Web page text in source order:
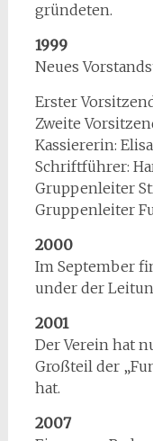
gründeten.
1999
Neues
Erster
Zweite
Kassiererin:
Schriftführer:
Gruppenleiter
Gruppenleiter
2000
Im September
under der
2001
Der Verein hat
Großteil der
hat.
2007